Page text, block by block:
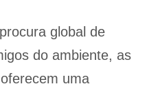
global de
do ambiente, as
uma